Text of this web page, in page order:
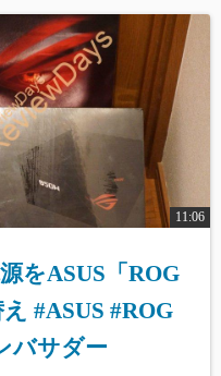
11:06
をASUS「ROG
#ASUS #ROG
バサダー